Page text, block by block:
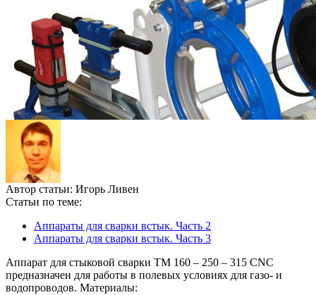
Автор статьи: Игорь Ливен
Статьи по теме:
Аппараты для сварки встык. Часть 2
Аппараты для сварки встык. Часть 3
Аппарат для стыковой сварки TM 160 – 250 – 315 CNC
предназначен для работы в полевых условиях для газо- и
водопроводов. Материалы: